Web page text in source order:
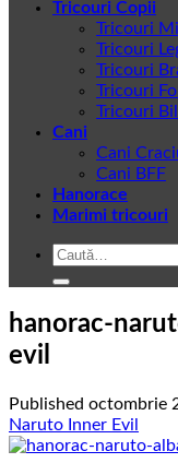
Tricouri Copii
Tricouri
Tricouri
Tricouri
Tricouri
Tricouri
Cani
Cani
Cani BFF
Hanorace
Marimi tricouri
Caută
hanorac-
evil
Published octombrie
Naruto Inner Evil